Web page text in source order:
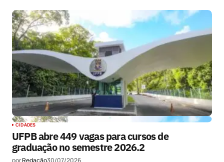
CIDADES
UFPB abre 449 vagas para cursos de
graduação no semestre 2026.2
porRedação30/07/2026